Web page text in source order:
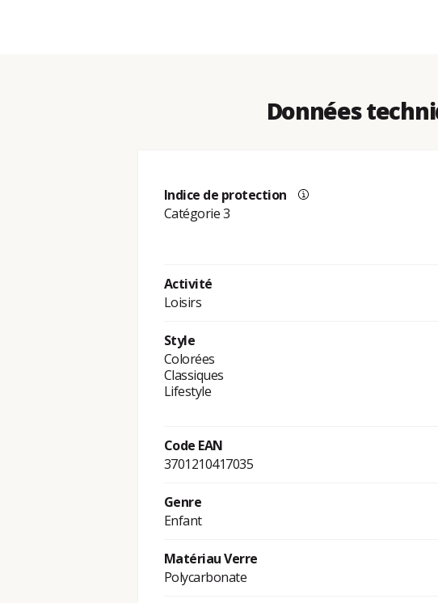
Données
Indice de protection
Catégorie 3
Activité
Loisirs
Style
Colorées
Classiques
Lifestyle
Code EAN
3701210417035
Genre
Enfant
Matériau Verre
Polycarbonate